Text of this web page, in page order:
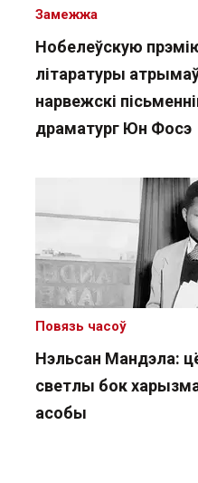
Нобелеўскую
літаратуры
нарвежскі
драматург Юн Фосэ
Замежжа
Нэльсан Мандэла:
светлы бок
асобы
Повязь часоў